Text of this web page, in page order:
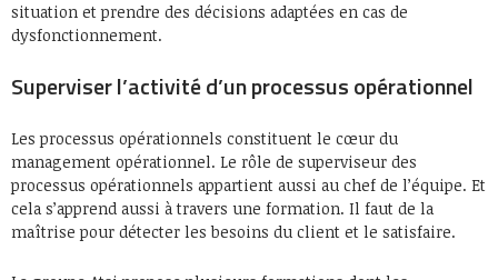
situation et prendre des décisions adaptées en cas de
dysfonctionnement.
Superviser l’activité d’un processus opérationnel
Les processus opérationnels constituent le cœur du
management opérationnel. Le rôle de superviseur des
processus opérationnels appartient aussi au chef de l’équipe. Et
cela s’apprend aussi à travers une formation. Il faut de la
maîtrise pour détecter les besoins du client et le satisfaire.